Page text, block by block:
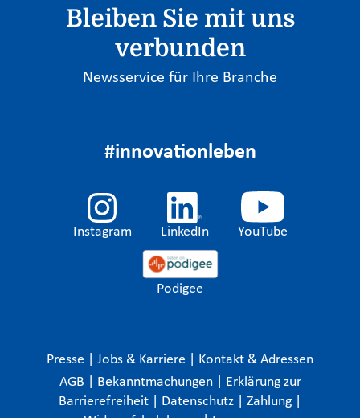
Bleiben Sie mit uns
verbunden
Newsservice für Ihre Branche
#innovationleben
Instagram LinkedIn YouTube
Podigee
Presse Jobs & Karriere
Kontakt & Adressen
AGB
Bekanntmachungen
Erklärung zur
Barrierefreiheit
Datenschutz Zahlung